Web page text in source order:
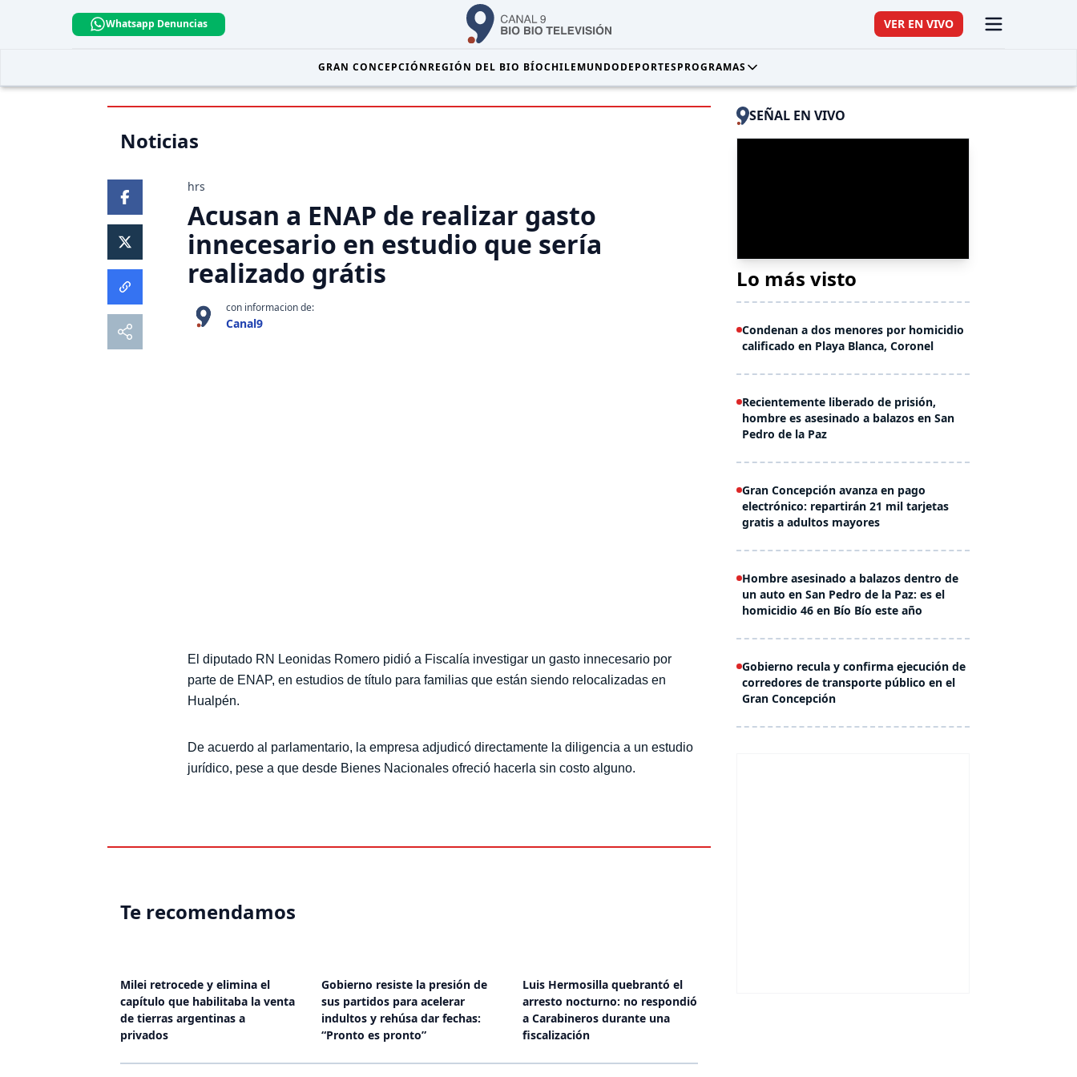
Whatsapp Denuncias VER EN VIVO
GRAN CONCEPCIÓNREGIÓN DEL BIO BÍOCHILEMUNDODEPORTESPROGRAMAS
Noticias
hrs
Acusan a ENAP de realizar gasto
innecesario en estudio que sería
realizado grátis
con informacion de:
Canal9
El diputado RN Leonidas Romero pidió a Fiscalía investigar un gasto innecesario
por parte de ENAP, en estudios de título para familias que están siendo
relocalizadas en Hualpén.
De acuerdo al parlamentario, la empresa adjudicó directamente la diligencia a
un estudio jurídico, pese a que desde Bienes Nacionales ofreció hacerla sin costo
Milei retrocede y elimina el
Gobierno resiste la presión de
SEÑAL EN VIVO
Lo más visto
Condenan a dos menores por homicidio
calificado en Playa Blanca, Coronel
Recientemente liberado de prisión,
hombre es asesinado a balazos en San
Pedro de la Paz
Gran Concepción avanza en pago
electrónico: repartirán 21 mil tarjetas
gratis a adultos mayores
Hombre asesinado a balazos dentro de
un auto en San Pedro de la Paz: es el
homicidio 46 en Bío Bío este año
Gobierno recula y confirma ejecución de
corredores de transporte público en el
Gran Concepción